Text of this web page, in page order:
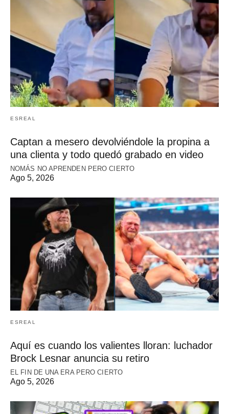
ESREAL
Captan a mesero devolviéndole la propina a
una clienta y todo quedó grabado en video
NOMÁS NO APRENDEN PERO CIERTO
Ago 5, 2026
ESREAL
Aquí es cuando los valientes lloran: luchador
Brock Lesnar anuncia su retiro
EL FIN DE UNA ERA PERO CIERTO
Ago 5, 2026